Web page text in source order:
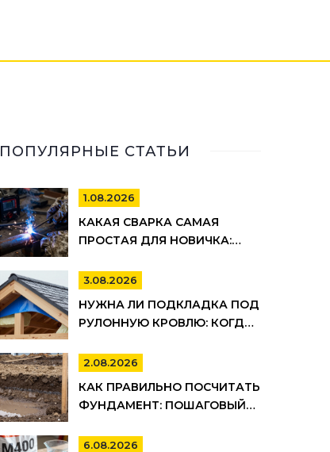
ПОПУЛЯРНЫЕ СТАТЬИ
1.08.2026
КАКАЯ СВАРКА САМАЯ
ПРОСТАЯ ДЛЯ НОВИЧКА:
СОВЕТЫ ПО ВЫБОРУ
3.08.2026
НУЖНА ЛИ ПОДКЛАДКА ПОД
РУЛОННУЮ КРОВЛЮ: КОГДА
МОЖНО СЭКОНОМИТЬ
2.08.2026
КАК ПРАВИЛЬНО ПОСЧИТАТЬ
ФУНДАМЕНТ: ПОШАГОВЫЙ
АРМАТУРЫ И ОПАЛУБКИ
6.08.2026